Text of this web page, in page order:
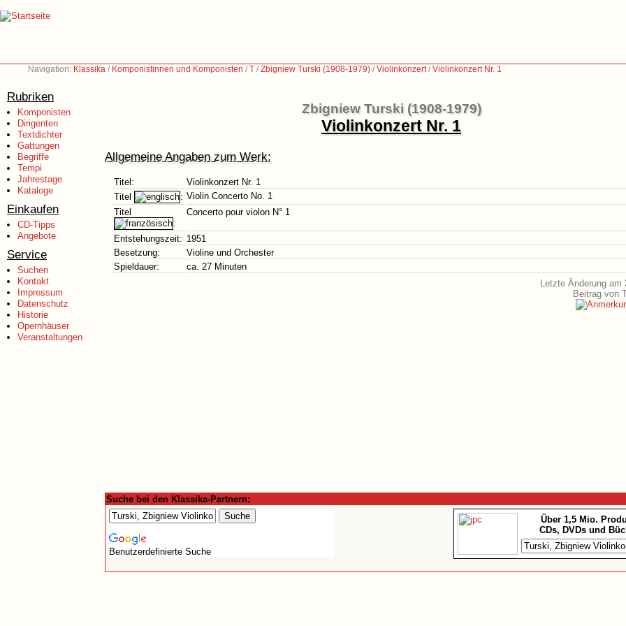
Navigation: Klassika / Komponistinnen und Komponisten /T /Zbigniew Turski (1908-1979) /Violinkonzert/Violinkonzert Nr. 1
Rubriken
Komponisten
Dirigenten
Textdichter
Gattungen
Begriffe
Tempi
Jahrestage
Kataloge
Einkaufen
CD-Tipps
Angebote
Service
Suchen
Kontakt
Impressum
Datenschutz
Historie
Opernhäuser
Veranstaltungen
Zbigniew Turski (1908-1979)
Violinkonzert Nr. 1
Allgemeine Angaben zum Werk:
Titel:
Violinkonzert Nr. 1
Titel
: Violin Concerto No. 1
Titel
:
Concerto pour violon N° 1
Entstehungszeit: 1951
Besetzung:
Violine und Orchester
Spieldauer:
ca. 27 Minuten
Letzte Änderung am
Beitrag von
Suche bei den Klassika-Partnern:
Benutzerdefinierte Suche
Über 1,5 Mio.
CDs, DVDs und